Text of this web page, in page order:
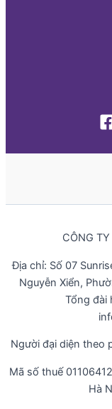
CÔNG
Địa chỉ: Số 07
Nguyễn Xiển,
Tổng đài
Người đại diện theo
Mã số thuế
Hà